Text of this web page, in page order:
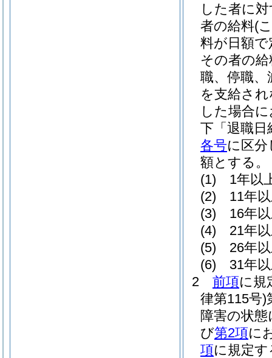
した者に
者の給料(
料が日額
その者の
職、停職
を支給さ
した場合
下「退職日
各号に区分
額とする。
(1)
1年以
(2)
11年
(3)
16年
(4)
21年
(5)
26年
(6)
31年
2
前項に規
律第115号)
障害の状
び第2項に
項に規定